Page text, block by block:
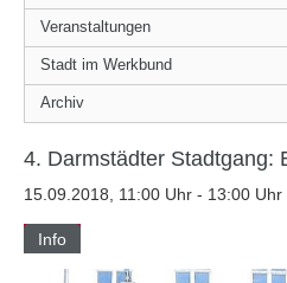
Veranstaltungen
Stadt im Werkbund
Archiv
4. Darmstädter Stadtgang:
15.09.2018, 11:00 Uhr - 13:00 Uhr
Info